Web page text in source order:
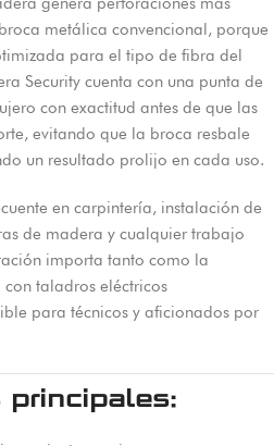
metálica convencional, porque
para el tipo de fibra del
Security cuenta con una punta de
con exactitud antes de que las
evitando que la broca resbale
un resultado prolijo en cada uso.
en carpintería, instalación de
de madera y cualquier trabajo
importa tanto como la
taladros eléctricos
para técnicos y aficionados por
principales: